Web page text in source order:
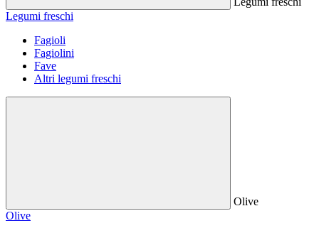
Legumi freschi
Fagioli
Fagiolini
Fave
Altri legumi freschi
Olive
Olive